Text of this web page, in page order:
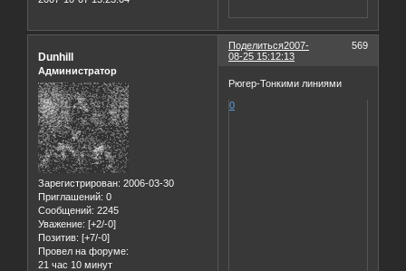
Поделиться 569
2007-
08-25 15:12:13
Dunhill
Администратор
Зарегистрирован: 2006-03-30
Приглашений: 0
Сообщений: 2245
Уважение: [+2/-0]
Позитив: [+7/-0]
Провел на форуме:
21 час 10 минут
Рюгер-Тонкими линиями
0